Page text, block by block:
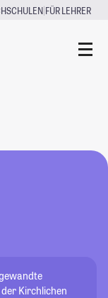
|FÜR LEHRER
Kirchlichen